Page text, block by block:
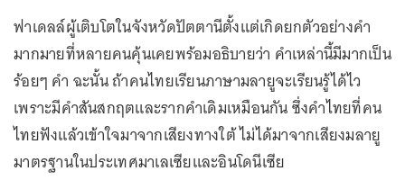
ฟาเดลล์ผู้เติบโตในจังหวัดปัตตานีตั้งแต่เกิดยกตัวอย่างคำ
มากมายที่หลายคนคุ้นเคยพร้อมอธิบายว่า คำเหล่านี้มีมากเป็น
ร้อยๆ คำ ฉะนั้น ถ้าคนไทยเรียนภาษามลายูจะเรียนรู้ได้ไว
เพราะมีคำสันสกฤตและรากคำเดิมเหมือนกัน ซึ่งคำไทยที่คน
ไทยฟังแล้วเข้าใจมาจากเสียงทางใต้ ไม่ได้มาจากเสียงมลายู
มาตรฐานในประเทศมาเลเซียและอินโดนีเซีย